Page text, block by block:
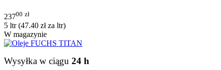
23700 zł
5 ltr (47.40 złza ltr)
W magazynie
Wysyłka w ciągu 24 h